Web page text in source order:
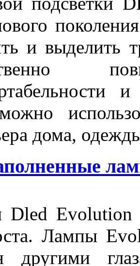
и выделить
дома,
Evolution
Лампы
другими